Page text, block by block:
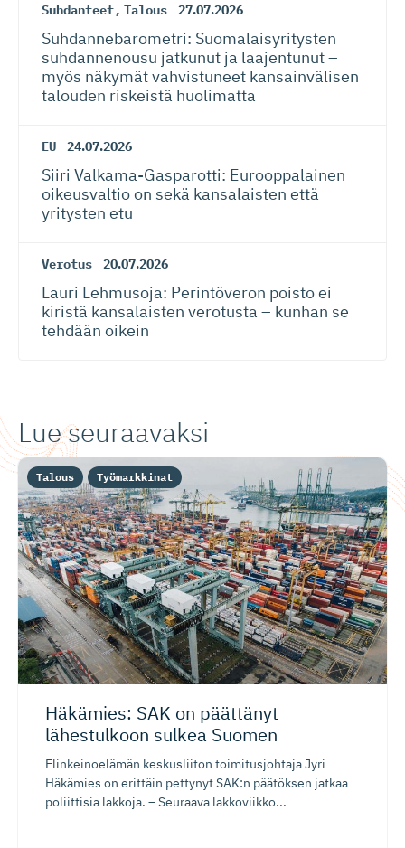
Suhdanteet, Talous 27.07.2026
Suhdanneba­ro­metri: Suomalaisy­ri­tysten
suhdannenousu jatkunut ja laajentunut –
myös näkymät vahvistuneet kansainvälisen
talouden riskeistä huolimatta
EU 24.07.2026
Siiri Valkama-Gas­pa­rotti: Eurooppalainen
oikeusvaltio on sekä kansalaisten että
yritysten etu
Verotus 20.07.2026
Lauri Lehmusoja: Perintöveron poisto ei
kiristä kansalaisten verotusta – kunhan se
tehdään oikein
Lue seuraavaksi
Häkämies: SAK on päättänyt
lähestulkoon sulkea Suomen
Elinkeinoelämän keskusliiton toimitusjohtaja Jyri
Häkämies on erittäin pettynyt SAK:n päätöksen jatkaa
poliittisia lakkoja. – Seuraava lakkoviikko...
Talous Työmarkkinat